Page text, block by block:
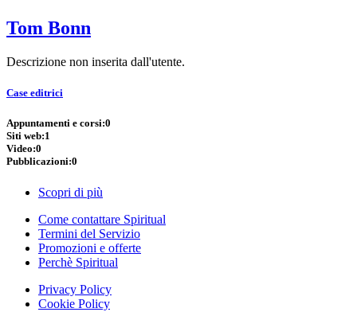
Tom Bonn
Descrizione non inserita dall'utente.
Case editrici
Appuntamenti e corsi:0
Siti web:1
Video:0
Pubblicazioni:0
Scopri di più
Come contattare Spiritual
Termini del Servizio
Promozioni e offerte
Perchè Spiritual
Privacy Policy
Cookie Policy